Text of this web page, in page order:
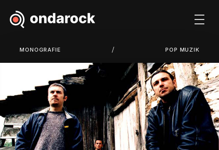
MONOGRAFIE / POP MUZIK